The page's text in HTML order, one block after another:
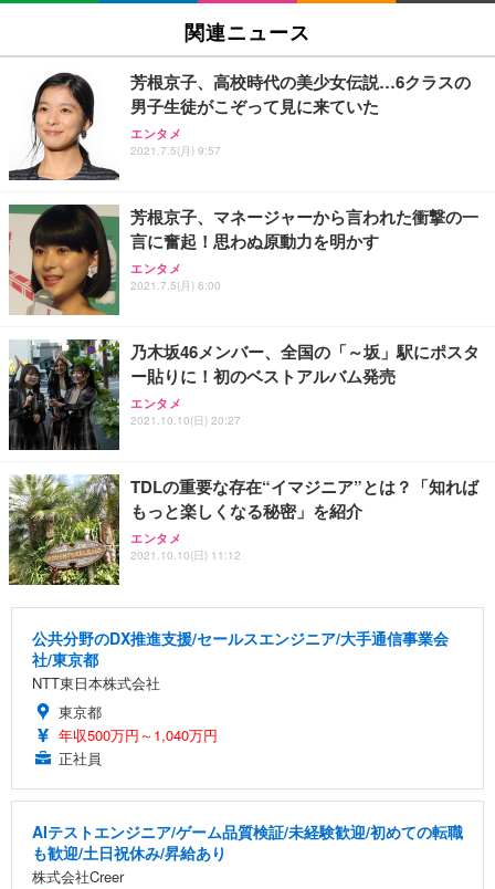
関連ニュース
芳根京子、高校時代の美少女伝説…6クラスの
男子生徒がこぞって見に来ていた
エンタメ
2021.7.5(月) 9:57
芳根京子、マネージャーから言われた衝撃の一
言に奮起！思わぬ原動力を明かす
エンタメ
2021.7.5(月) 6:00
乃木坂46メンバー、全国の「～坂」駅にポスタ
ー貼りに！初のベストアルバム発売
エンタメ
2021.10.10(日) 20:27
TDLの重要な存在“イマジニア”とは？「知れば
もっと楽しくなる秘密」を紹介
エンタメ
2021.10.10(日) 11:12
公共分野のDX推進支援/セールスエンジニア/大手通信事業会
社/東京都
NTT東日本株式会社
東京都
年収500万円～1,040万円
正社員
AIテストエンジニア/ゲーム品質検証/未経験歓迎/初めての転職
も歓迎/土日祝休み/昇給あり
株式会社Creer